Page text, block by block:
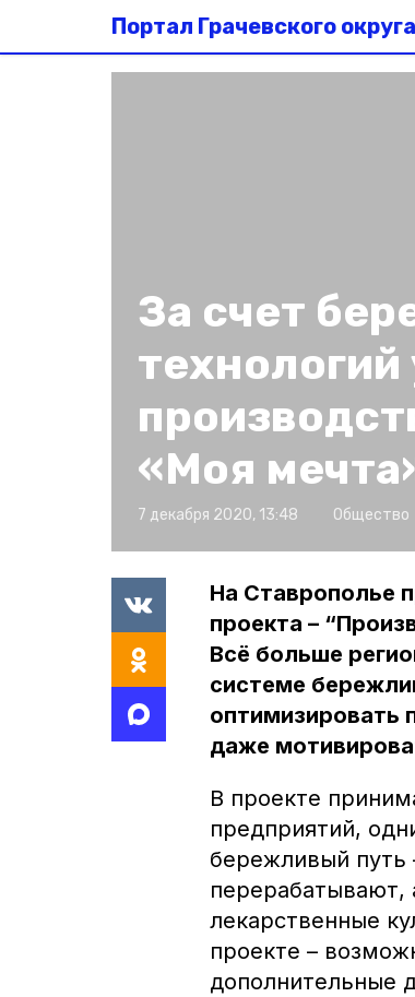
Портал Грачевского округа
За счет
«Моя
7 декабря 2020, 13:48 Общество
На Ставрополье
проекта –
Всё больше
системе
оптимизировать
даже
В проекте
предприятий,
бережливый путь
лекарственные
проекте –
дополнительные